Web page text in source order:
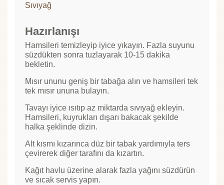
Sıvıyağ
Hazırlanışı
Hamsileri temizleyip iyice yıkayın. Fazla suyunu
süzdükten sonra tuzlayarak 10-15 dakika
bekletin.
Mısır ununu geniş bir tabağa alın ve hamsileri tek
tek mısır ununa bulayın.
Tavayı iyice ısıtıp az miktarda sıvıyağ ekleyin.
Hamsileri, kuyrukları dışarı bakacak şekilde
halka şeklinde dizin.
Alt kısmı kızarınca düz bir tabak yardımıyla ters
çevirerek diğer tarafını da kızartın.
Kağıt havlu üzerine alarak fazla yağını süzdürün
ve sıcak servis yapın.